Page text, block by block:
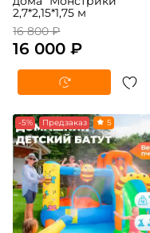
2,7*2,15*1,75 м
16 800 ₽
16 000 ₽
-5% Предзаказ 5